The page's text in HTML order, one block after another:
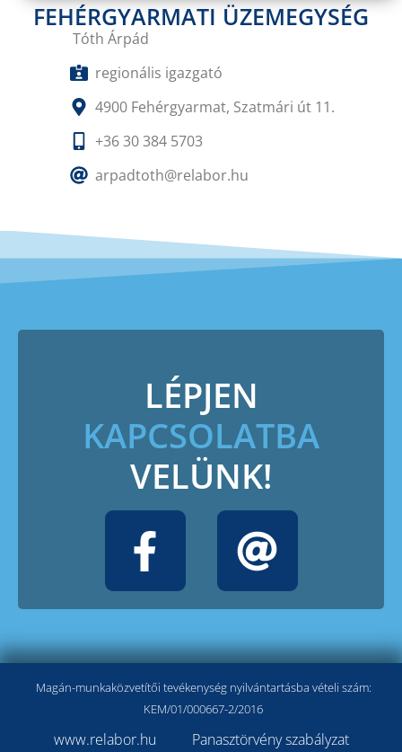
FEHÉRGYARMATI ÜZEMEGYSÉG
Tóth Árpád
regionális igazgató
4900 Fehérgyarmat, Szatmári út 11.
+36 30 384 5703
arpadtoth@relabor.hu
LÉPJEN
KAPCSOLATBA
VELÜNK!
Magán-munkaközvetítői tevékenység nyilvántartásba vételi szám:
KEM/01/000667-2/2016
www.relabor.hu
Panasztörvény szabályzat